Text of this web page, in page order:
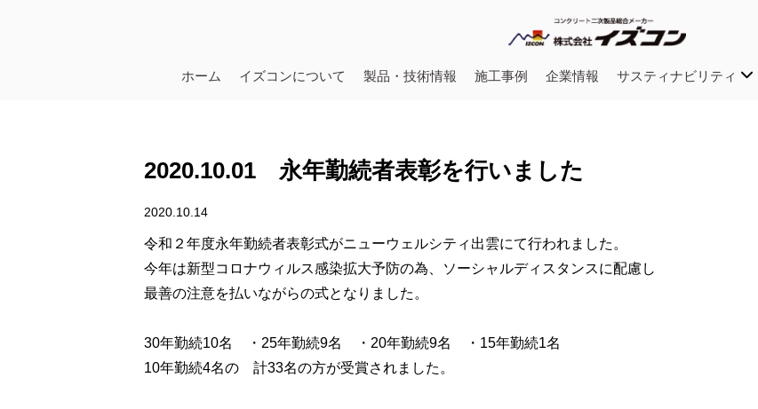
ホーム イズコンについて 製品・技術情報 施工事例 企業情報 サスティナビリティ
2020.10.01 永年勤続者表彰を行いました
2020.10.14
令和２年度永年勤続者表彰式がニューウェルシティ出雲にて行われました。
今年は新型コロナウィルス感染拡大予防の為、ソーシャルディスタンスに配慮し
最善の注意を払いながらの式となりました。
30年勤続10名 ・25年勤続9名 ・20年勤続9名 ・15年勤続1名
10年勤続4名の 計33名の方が受賞されました。